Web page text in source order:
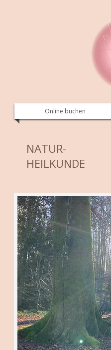
Online buchen
NATUR-
HEILKUNDE